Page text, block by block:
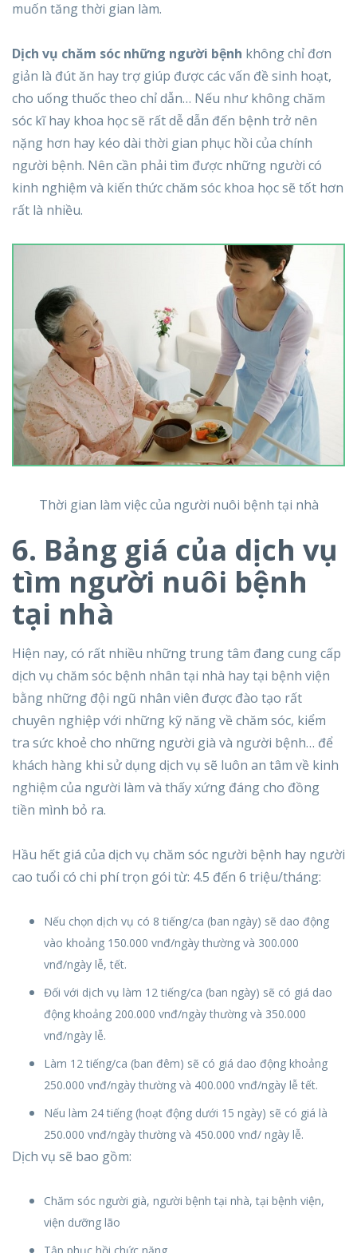
muốn tăng thời gian làm.
Dịch vụ chăm sóc những người bệnh không chỉ đơn
giản là đút ăn hay trợ giúp được các vấn đề sinh hoạt,
cho uống thuốc theo chỉ dẫn… Nếu như không chăm
sóc kĩ hay khoa học sẽ rất dễ dẫn đến bệnh trở nên
nặng hơn hay kéo dài thời gian phục hồi của chính
người bệnh. Nên cần phải tìm được những người có
kinh nghiệm và kiến thức chăm sóc khoa học sẽ tốt hơn
rất là nhiều.
Thời gian làm việc của người nuôi bệnh tại nhà
6. Bảng giá của dịch vụ
tìm người nuôi bệnh
tại nhà
Hiện nay, có rất nhiều những trung tâm đang cung cấp
dịch vụ chăm sóc bệnh nhân tại nhà hay tại bệnh viện
bằng những đội ngũ nhân viên được đào tạo rất
chuyên nghiệp với những kỹ năng về chăm sóc, kiểm
tra sức khoẻ cho những người già và người bệnh… để
khách hàng khi sử dụng dịch vụ sẽ luôn an tâm về kinh
nghiệm của người làm và thấy xứng đáng cho đồng
tiền mình bỏ ra.
Hầu hết giá của dịch vụ chăm sóc người bệnh hay người
cao tuổi có chi phí trọn gói từ: 4.5 đến 6 triệu/tháng:
Nếu chọn dịch vụ có 8 tiếng/ca (ban ngày) sẽ dao động
vào khoảng 150.000 vnđ/ngày thường và 300.000
vnđ/ngày lễ, tết.
Đối với dịch vụ làm 12 tiếng/ca (ban ngày) sẽ có giá dao
động khoảng 200.000 vnđ/ngày thường và 350.000
vnđ/ngày lễ.
Làm 12 tiếng/ca (ban đêm) sẽ có giá dao động khoảng
250.000 vnđ/ngày thường và 400.000 vnđ/ngày lễ tết.
Nếu làm 24 tiếng (hoạt động dưới 15 ngày) sẽ có giá là
250.000 vnđ/ngày thường và 450.000 vnđ/ ngày lễ.
Dịch vụ sẽ bao gồm:
Chăm sóc người già, người bệnh tại nhà, tại bệnh viện,
viện dưỡng lão